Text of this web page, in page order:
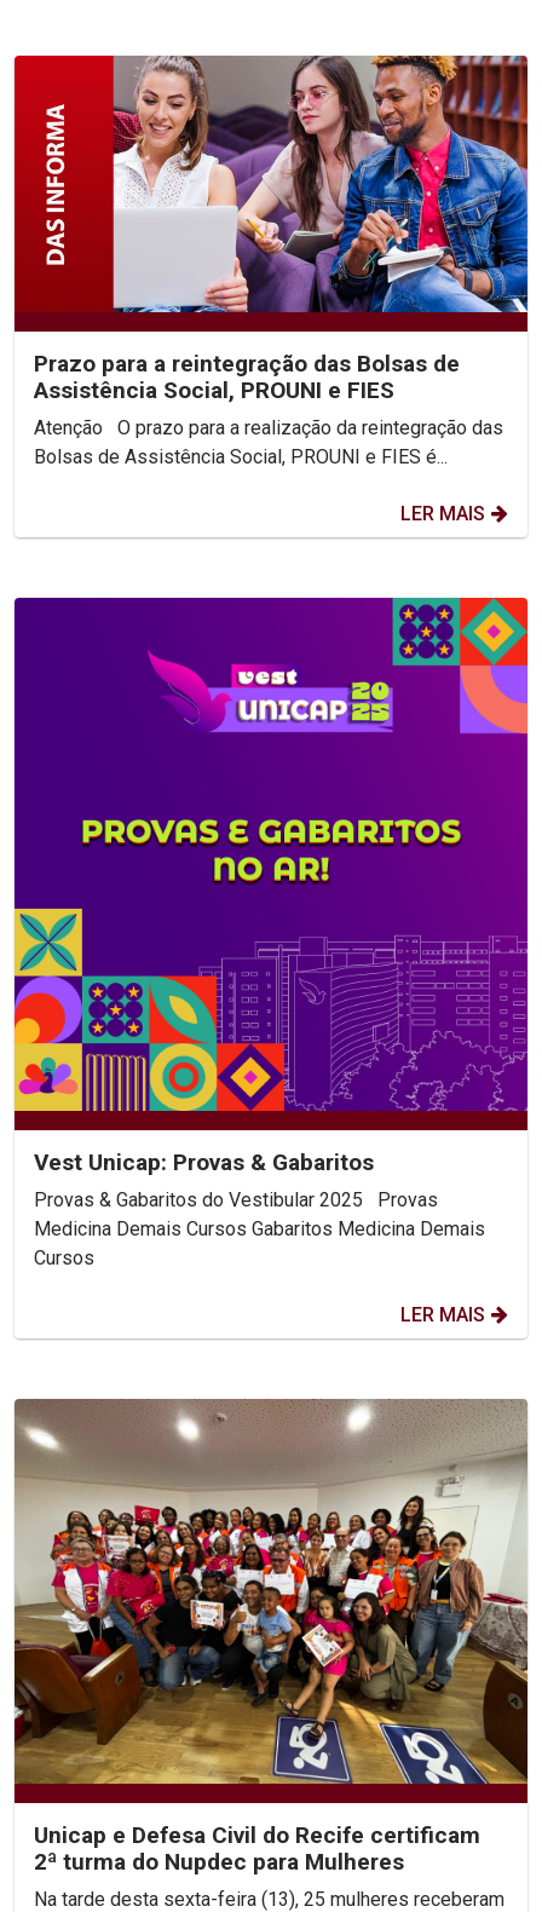
Prazo para a reintegração das Bolsas de
Assistência Social, PROUNI e FIES
Atenção O prazo para a realização da reintegração das
Bolsas de Assistência Social, PROUNI e FIES é...
LER MAIS
Vest Unicap: Provas & Gabaritos
Provas & Gabaritos do Vestibular 2025 Provas
Medicina Demais Cursos Gabaritos Medicina Demais
Cursos
LER MAIS
Unicap e Defesa Civil do Recife certificam
2ª turma do Nupdec para Mulheres
Na tarde desta sexta-feira (13), 25 mulheres receberam